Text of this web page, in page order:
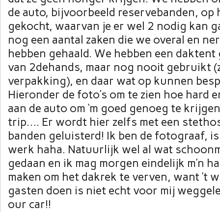
de auto, bijvoorbeeld reservebanden,
gekocht, waarvan je er wel 2 nodig kan
nog een aantal zaken die we overal en
hebben gehaald. We hebben een
van 2dehands, maar nog nooit gebruikt
verpakking), en daar wat op kunnen
Hieronder de foto’s om te zien hoe hard
aan de auto om ‘m goed genoeg te
trip…. Er wordt hier zelfs met een
banden geluisterd! Ik ben de fotograaf,
werk haha. Natuurlijk wel al wat
gedaan en ik mag morgen eindelijk m’n
maken om het dakrek te verven, want ’t
gasten doen is niet echt voor mij
our car!!